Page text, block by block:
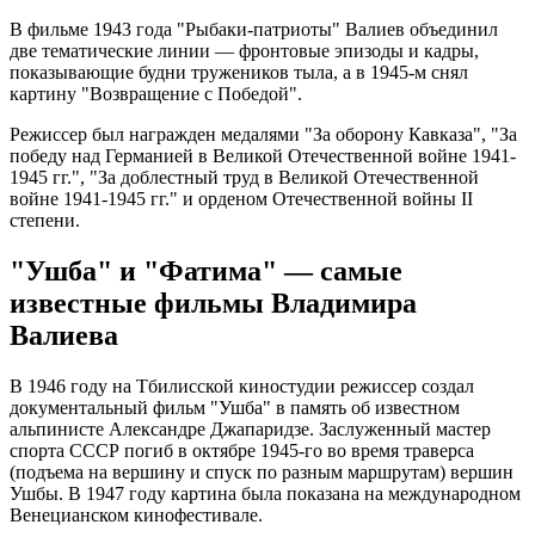
В фильме 1943 года "Рыбаки-патриоты" Валиев объединил
две тематические линии — фронтовые эпизоды и кадры,
показывающие будни тружеников тыла, а в 1945-м снял
картину "Возвращение с Победой".
Режиссер был награжден медалями "За оборону Кавказа", "За
победу над Германией в Великой Отечественной войне 1941-
1945 гг.", "За доблестный труд в Великой Отечественной
войне 1941-1945 гг." и орденом Отечественной войны II
степени.
"Ушба" и "Фатима" — самые
известные фильмы Владимира
Валиева
В 1946 году на Тбилисской киностудии режиссер создал
документальный фильм "Ушба" в память об известном
альпинисте Александре Джапаридзе. Заслуженный мастер
спорта СССР погиб в октябре 1945-го во время траверса
(подъема на вершину и спуск по разным маршрутам) вершин
Ушбы. В 1947 году картина была показана на международном
Венецианском кинофестивале.